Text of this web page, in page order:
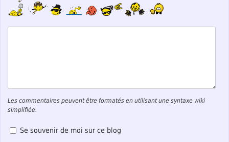
Les commentaires peuvent être formatés en utilisant une syntaxe wiki
simplifiée.
Se souvenir de moi sur ce blog